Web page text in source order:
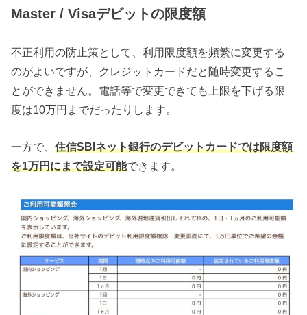
Master / Visaデビットの限度額
不正利用の防止策として、利用限度額を頻繁に変更する
のがよいですが、クレジットカードだと随時変更するこ
とができません。電話等で変更できても上限を下げる限
度は10万円までだったりします。
一方で、住信SBIネット銀行のデビットカードでは限度額
を1万円にまで設定可能できます。